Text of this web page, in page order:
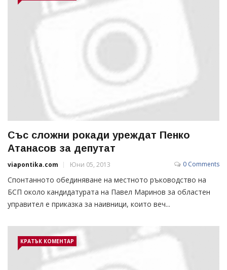
Със сложни рокади уреждат Пенко
Атанасов за депутат
viapontika.com Юни 05, 2013 0 Comments
Спонтанното обединяване на местното ръководство на
БСП около кандидатурата на Павел Маринов за областен
управител е приказка за наивници, които веч...
КРАТЪК КОМЕНТАР